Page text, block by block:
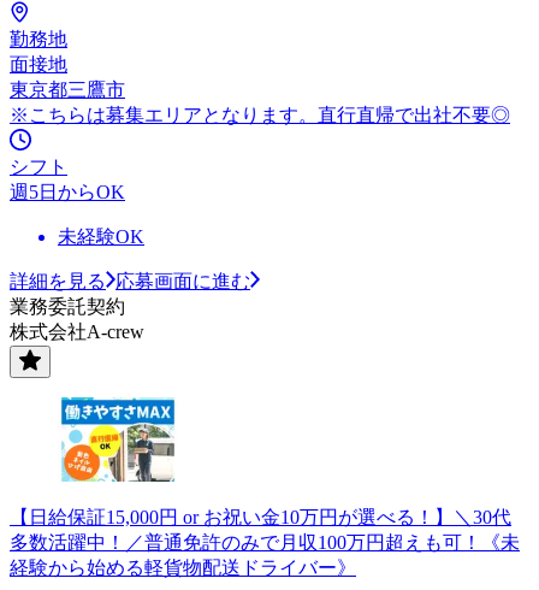
勤務地
面接地
東京都三鷹市
※こちらは募集エリアとなります。直行直帰で出社不要◎
シフト
週5日からOK
未経験OK
詳細を見る
応募画面に進む
業務委託契約
株式会社A-crew
【日給保証15,000円 or お祝い金10万円が選べる！】＼30代
多数活躍中！／普通免許のみで月収100万円超えも可！《未
経験から始める軽貨物配送ドライバー》